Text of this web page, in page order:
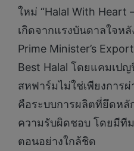
ใหม่ “Halal With Heart
เกิดจากแรงบันดาลใจห
Prime Minister’s
Best Halal โดยแคมเปญ
สหฟาร์มไม่ใช่เพียงการ
คือระบบการผลิตที่ยึดหลั
ความรับผิดชอบ โดยมีที
ตอนอย่างใกล้ชิด